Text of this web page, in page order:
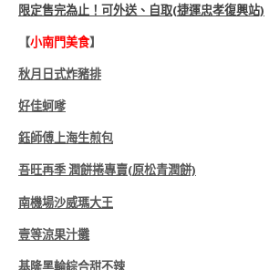
限定售完為止！可外送、自取(捷運忠孝復興站)
【小南門美食】
秋月日式炸豬排
好佳蚵嗲
鈺師傅上海生煎包
吾旺再季 潤餅捲專賣(原松青潤餅)
南機場沙威瑪大王
壹等涼果汁攤
基隆黑輪綜合甜不辣